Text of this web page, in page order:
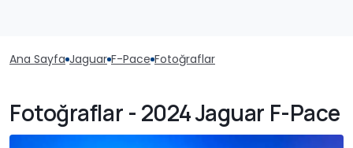
Ana Sayfa Jaguar F-Pace Fotoğraflar
Fotoğraflar - 2024 Jaguar F-Pace